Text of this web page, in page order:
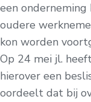
een
oudere
kon worden
Op 24 mei jl.
hierover een
oordeelt dat bij